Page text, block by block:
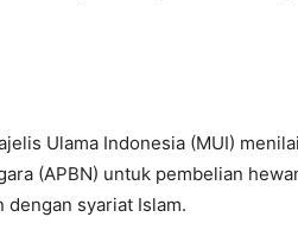
Ulama Indonesia (MUI)
(APBN) untuk pembelian
syariat Islam.